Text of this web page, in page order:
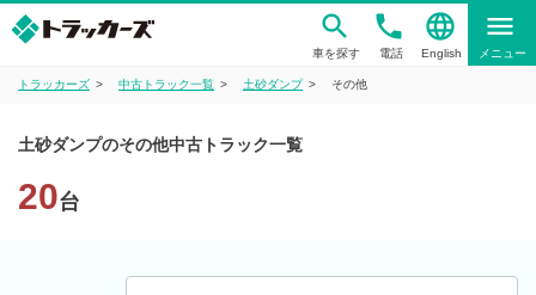
車を探す
phone
電話
language
English
menu
メニュー
トラッカーズ 中古トラック一覧 土砂ダンプ その他
土砂ダンプのその他中古トラック一覧
20台